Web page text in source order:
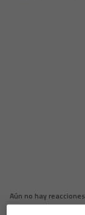
Aún no hay